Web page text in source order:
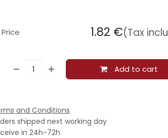
Add to cart
Price 1.82 €(Tax
and Conditions
shipped next working day
in 24h-72h